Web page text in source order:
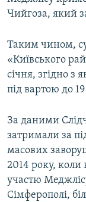
КТАТ
ДОЛУЧАЙСЯ!
Усі сайти
Чийгоза, який
Таким чином,
«Київського
січня, згідно
під вартою до
За даними
затримали за
масових
2014 року, коли
участю
Сімферополі,